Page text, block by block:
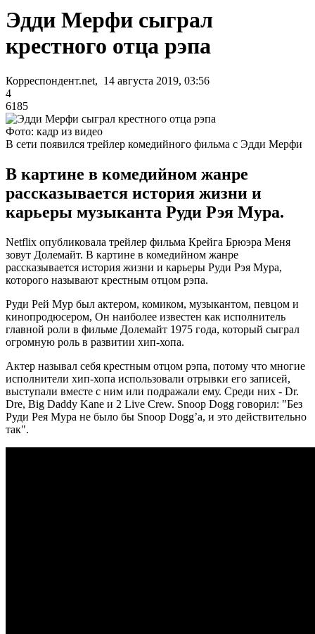
Эдди Мерфи сыграл
крестного отца рэпа
Корреспондент.net, 14 августа 2019, 03:56
4
6185
Фото: кадр из видео
В сети появился трейлер комедийного фильма с Эдди Мерфи
В картине в комедийном жанре
рассказывается история жизни и
карьеры музыканта Руди Рэя Мура.
Netflix опубликовала трейлер фильма Крейга Брюэра Меня
зовут Долемайт. В картине в комедийном жанре
рассказывается история жизни и карьеры Руди Рэя Мура,
которого называют крестным отцом рэпа.
Руди Рей Мур был актером, комиком, музыкантом, певцом и
кинопродюсером, Он наиболее известен как исполнитель
главной роли в фильме Долемайт 1975 года, который сыграл
огромную роль в развитии хип-хопа.
Актер называл себя крестным отцом рэпа, потому что многие
исполнители хип-хопа использовали отрывки его записей,
выступали вместе с ним или подражали ему. Среди них - Dr.
Dre, Big Daddy Kane и 2 Live Crew. Snoop Dogg говорил: "Без
Руди Рея Мура не было бы Snoop Dogg’а, и это действительно
так".